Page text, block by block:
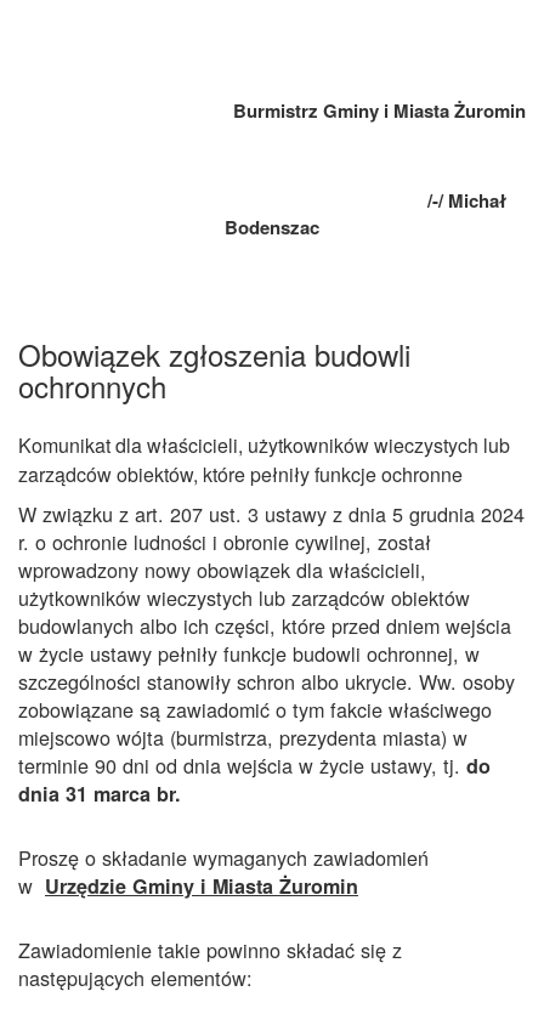
Burmistrz Gminy i Miasta Żuromin
/-/ Michał
Bodenszac
Obowiązek zgłoszenia budowli
ochronnych
Komunikat dla właścicieli, użytkowników wieczystych lub
zarządców obiektów, które pełniły funkcje ochronne
W związku z art. 207 ust. 3 ustawy z dnia 5 grudnia 2024
r. o ochronie ludności i obronie cywilnej, został
wprowadzony nowy obowiązek dla właścicieli,
użytkowników wieczystych lub zarządców obiektów
budowlanych albo ich części, które przed dniem wejścia
w życie ustawy pełniły funkcje budowli ochronnej, w
szczególności stanowiły schron albo ukrycie. Ww. osoby
zobowiązane są zawiadomić o tym fakcie właściwego
miejscowo wójta (burmistrza, prezydenta miasta) w
terminie 90 dni od dnia wejścia w życie ustawy, tj. do
dnia 31 marca br.
Proszę o składanie wymaganych zawiadomień
w Urzędzie Gminy i Miasta Żuromin
Zawiadomienie takie powinno składać się z
następujących elementów: